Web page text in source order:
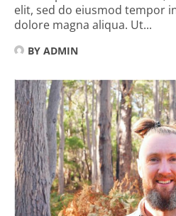
elit, sed do eiusmod tempor
dolore magna aliqua. Ut...
BY ADMIN